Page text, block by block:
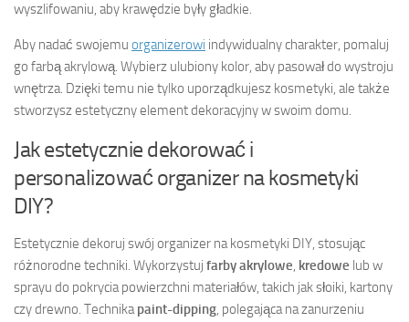
wyszlifowaniu, aby krawędzie były gładkie.
Aby nadać swojemu organizerowi indywidualny charakter, pomaluj
go farbą akrylową. Wybierz ulubiony kolor, aby pasował do wystroju
wnętrza. Dzięki temu nie tylko uporządkujesz kosmetyki, ale także
stworzysz estetyczny element dekoracyjny w swoim domu.
Jak estetycznie dekorować i
personalizować organizer na kosmetyki
DIY?
Estetycznie dekoruj swój organizer na kosmetyki DIY, stosując
różnorodne techniki. Wykorzystuj farby akrylowe, kredowe lub w
sprayu do pokrycia powierzchni materiałów, takich jak słoiki, kartony
czy drewno. Technikapaint-dipping, polegająca na zanurzeniu